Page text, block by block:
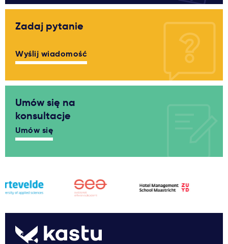
Zadaj pytanie
Wyślij wiadomość
Umów się na
konsultacje
Umów się